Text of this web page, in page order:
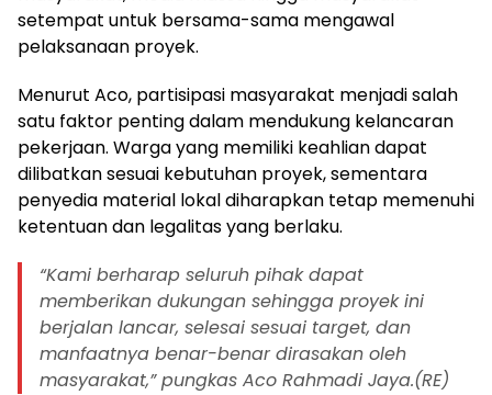
setempat untuk bersama-sama mengawal
pelaksanaan proyek.
Menurut Aco, partisipasi masyarakat menjadi salah
satu faktor penting dalam mendukung kelancaran
pekerjaan. Warga yang memiliki keahlian dapat
dilibatkan sesuai kebutuhan proyek, sementara
penyedia material lokal diharapkan tetap memenuhi
ketentuan dan legalitas yang berlaku.
“Kami berharap seluruh pihak dapat
memberikan dukungan sehingga proyek ini
berjalan lancar, selesai sesuai target, dan
manfaatnya benar-benar dirasakan oleh
masyarakat,” pungkas Aco Rahmadi Jaya.(RE)